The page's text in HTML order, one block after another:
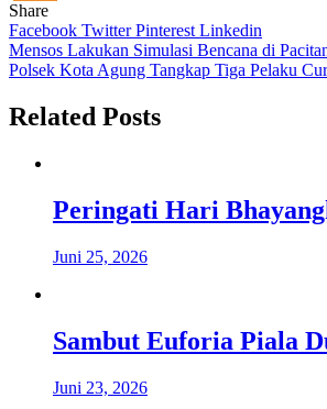
Share
Facebook TwitterPinterest Linkedin
Navigasi
pos
Mensos Lakukan Simulasi Bencana di
Polsek Kota Agung Tangkap Tiga Pelaku
Related Posts
Peringati Hari
Juni 25, 2026
Sambut Euforia Piala
Juni 23, 2026